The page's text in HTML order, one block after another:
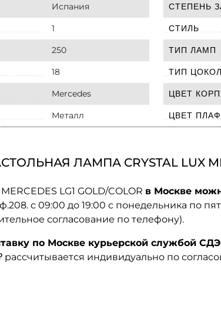
Испания
1
250
18
Mercedes
Металл
СТЕПЕНЬ
СТИЛЬ
ТИП ЛАМП
ТИП
ЦВЕТ
ЦВЕТ
ЛАМПА CRYSTAL LUX
LG1 GOLD/COLOR в Москве
с 09:00 до 19:00 с понедельника по
согласование по телефону).
по Москве курьерской службой
рассчитывается индивидуально по